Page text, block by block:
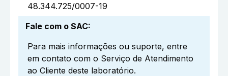
48.344.725/0007-19
Fale com o SAC:
Para mais informações ou suporte, entre
em contato com o Serviço de Atendimento
ao Cliente deste laboratório.